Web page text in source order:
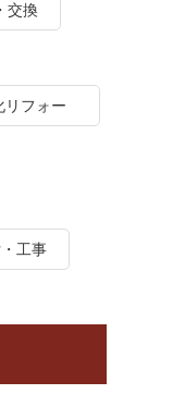
交換
リフォー
工事